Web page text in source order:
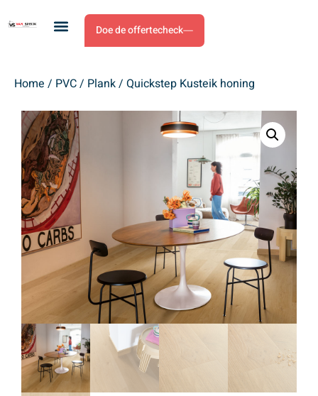
Doe de offertecheck
Home / PVC/ Plank/ Quickstep Kusteik honing